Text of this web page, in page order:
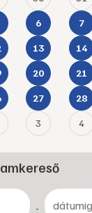
6 7
13 14
20 21
27 28
3 4
-